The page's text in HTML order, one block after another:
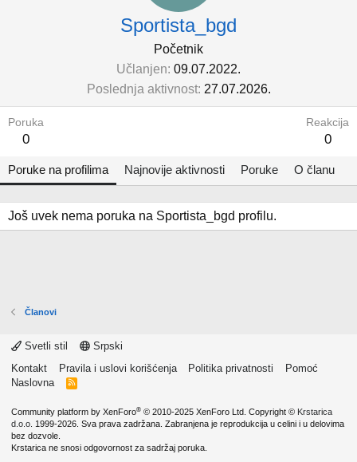
Sportista_bgd
Početnik
Učlanjen 09.07.2022.
Poslednja aktivnost 27.07.2026.
Poruka
0
Reakcija
0
Poruke na profilima Najnovije aktivnosti Poruke O članu
Još uvek nema poruka na Sportista_bgd profilu.
Članovi
Svetli stil
Srpski
Kontakt
Pravila i uslovi korišćenja Politika privatnosti
Pomoć
Naslovna
R
Community platform by XenForo® © 2010-2025 XenForo Ltd. Copyright © Krstarica
d.o.o. 1999-2026. Sva prava zadržana. Zabranjena je reprodukcija u celini i u delovima
bez dozvole.
Krstarica ne snosi odgovornost za sadržaj poruka.